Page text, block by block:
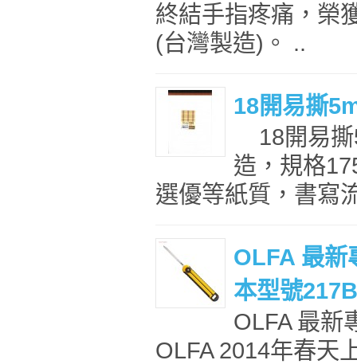
終結手指疼痛，榮
(台灣製造)。 ..
18開易撕
18開易撕
造，規格
選優等紙質，書寫
OLFA 最新
本型號
OLFA 最新
OLFA 2014年春天